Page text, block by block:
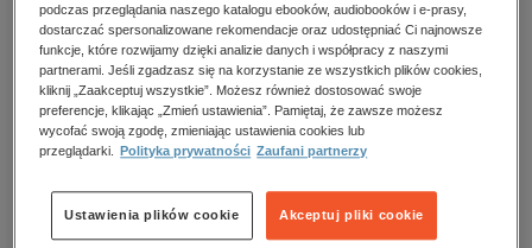
polityka, społeczno-informacyjne
psychologiczne
inne
popularno-naukowe
historia
Data wydania:
29.01.2025
Więcej informacji
Data wydania:
28.01.2025
Więcej informacji
Data wydania:
27.01.2025
Więcej informacji
podczas przeglądania naszego katalogu ebooków, audiobooków i e-prasy,
dostarczać spersonalizowane rekomendacje oraz udostępniać Ci najnowsze
funkcje, które rozwijamy dzięki analizie danych i współpracy z naszymi
partnerami. Jeśli zgadzasz się na korzystanie ze wszystkich plików cookies,
kliknij „Zaakceptuj wszystkie”. Możesz również dostosować swoje
preferencje, klikając „Zmień ustawienia”. Pamiętaj, że zawsze możesz
wycofać swoją zgodę, zmieniając ustawienia cookies lub
przeglądarki.
Polityka prywatności Zaufani partnerzy
Akceptuj pliki cookie
Ustawienia plików cookie